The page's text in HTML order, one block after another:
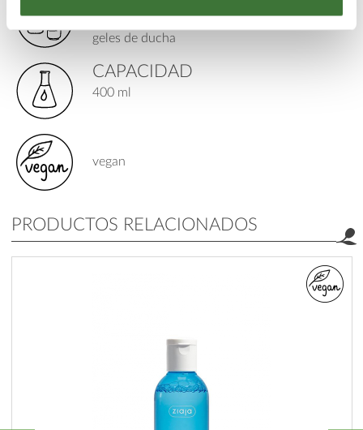
geles de ducha
CAPACIDAD
400 ml
vegan
PRODUCTOS RELACIONADOS